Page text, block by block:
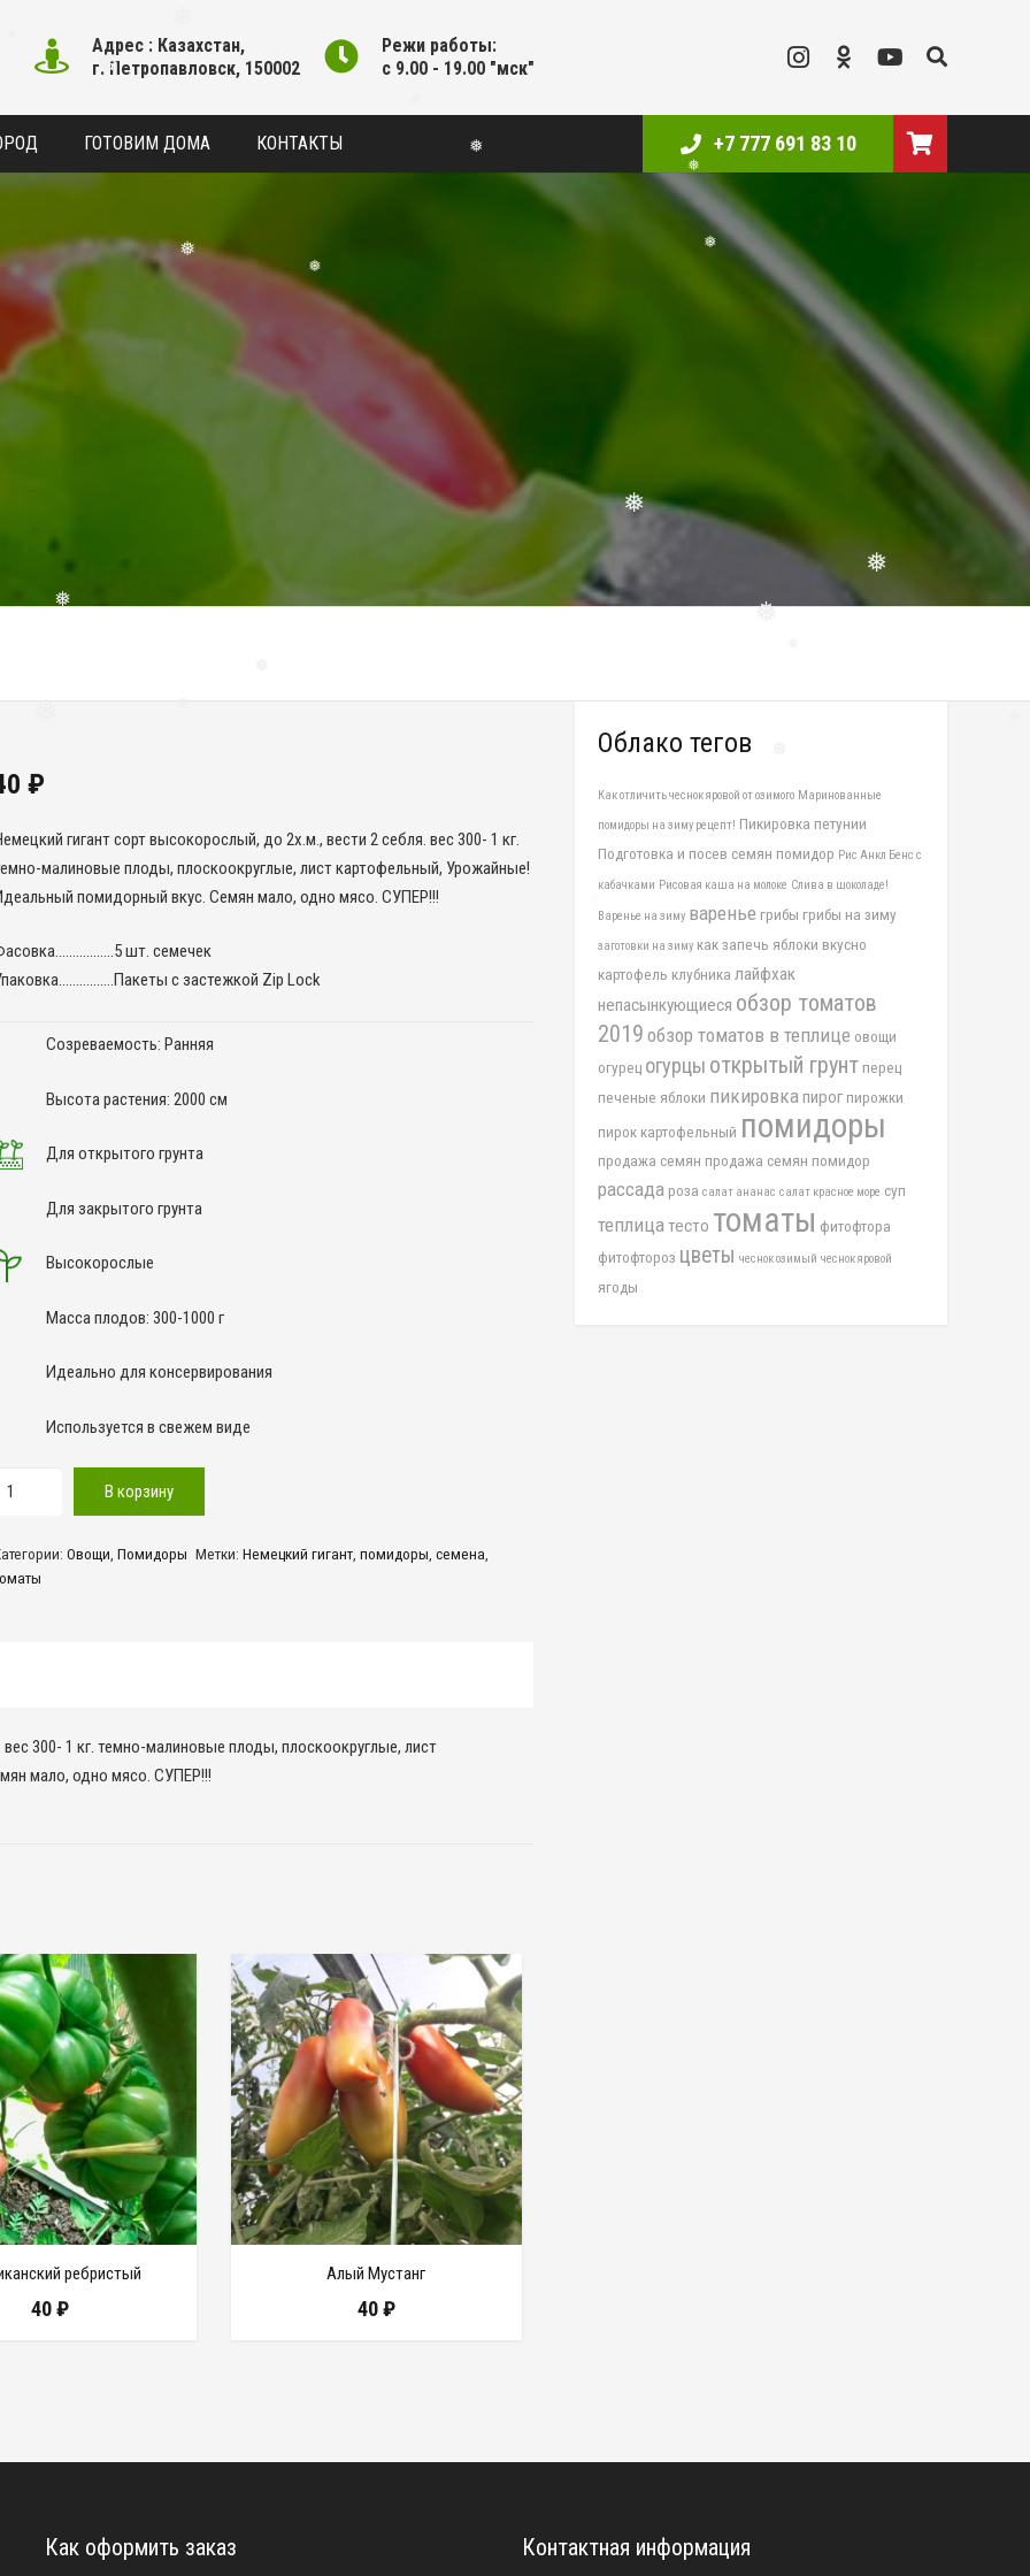
❅
❅
❅
❅
❅ ❅
Адрес : Казахстан,
г. Петропавловск, 150002
Режи работы:
с 9.00 - 19.00 "мск"
ГОТОВИМ ДОМА КОНТАКТЫ +7 777 691 83 10
₽
гигант сорт высокорослый, до 2х.м., вести 2 себля. вес 300- 1 кг.
малиновые плоды, плоскоокруглые, лист картофельный, Урожайные!
помидорный вкус. Семян мало, одно мясо. СУПЕР!!!
шт. семечек
с застежкой Zip Lock
Созреваемость: Ранняя
Высота растения: 2000 см
Для открытого грунта
Для закрытого грунта
Высокорослые
Масса плодов: 300-1000 г
Идеально для консервирования
Используется в свежем виде
В корзину
Овощи Помидоры Метки:Немецкий гигант ,помидоры ,семена
300- 1 кг. темно-малиновые плоды, плоскоокруглые, лист
мало, одно мясо. СУПЕР!!!
ребристый
40₽
Алый Мустанг
40₽
Облако тегов
Как отличить чеснок яровой от озимого Маринованные
помидоры на зиму рецепт! Пикировка петунии
Подготовка и посев семян помидор Рис Анкл Бенс с
кабачками Рисовая каша на молоке Слива в шоколаде!
Варенье на зиму варенье грибы грибы на зиму
заготовки на зиму как запечь яблоки вкусно
картофель клубника лайфхак
непасынкующиеся обзор томатов
2019 обзор томатов в теплице овощи
огурец огурцы открытый грунт перец
печеные яблоки пикировкапирог пирожки
пирок картофельный помидоры
продажа семян продажа семян помидор
рассада роза салат ананас салат красное море суп
теплицатесто томаты фитофтора
фитофтороз цветы чеснок озимый чеснок яровой
ягоды
Как оформить заказ Контактная информация